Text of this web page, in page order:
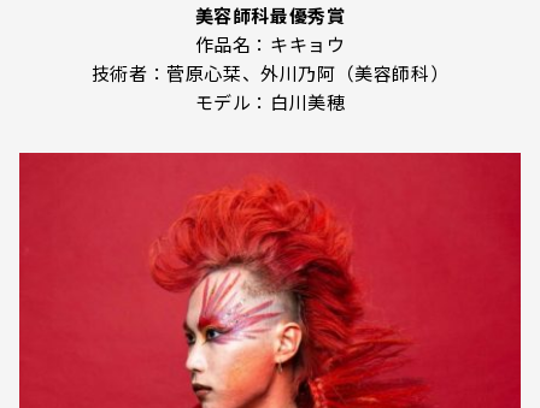
美容師科最優秀賞
作品名：キキョウ
技術者：菅原心栞、外川乃阿（美容師科）
モデル：白川美穂